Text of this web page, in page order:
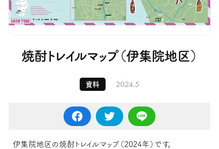
焼酎トレイルマップ（伊集院地区）
資料 2024.5
伊集院地区の焼酎トレイルマップ（2024年）です。